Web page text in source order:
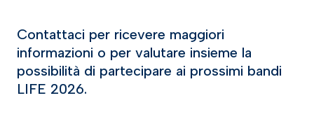
Contattaci per ricevere maggiori
informazioni o per valutare insieme la
possibilità di partecipare ai prossimi bandi
LIFE 2026.